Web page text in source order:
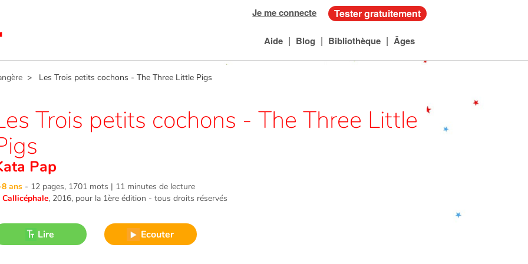
Je me connecte Tester gratuitement
Aide | Blog | Bibliothèque | Âges
> Les Trois petits cochons - The Three Little Pigs
Trois petits cochons - The Three Little
Pap
ans - 12 pages, 1701 mots | 11 minutes de lecture
Callicéphale, 2016, pour la 1ère édition - tous droits réservés
Lire Ecouter